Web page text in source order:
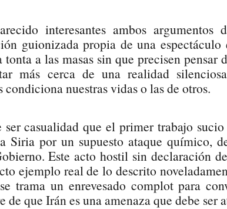
interesantes ambos
guionizada propia de una
tonta a las masas sin que precisen pensar
más cerca de una realidad
condiciona nuestras vidas o las de otros.
casualidad que el primer trabajo
Siria por un supuesto ataque químico,
Este acto hostil sin declaración
ejemplo real de lo descrito
trama un enrevesado complot para
de que Irán es una amenaza que debe ser